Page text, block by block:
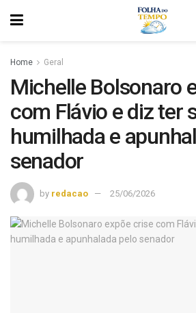
Home Geral
Michelle Bolsonaro
com Flávio e diz ter
humilhada e
senador
by redacao 25/06/2026